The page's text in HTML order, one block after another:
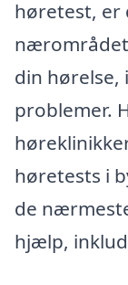
høretest, er
din
problemer.
høretests i
de
hjælp,